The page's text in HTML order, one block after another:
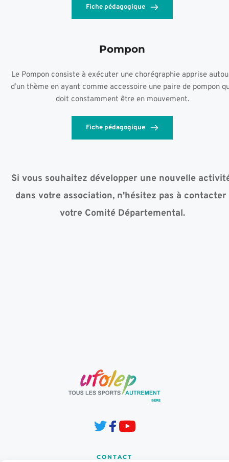
Fiche pédagogique
Pompon
Le Pompon consiste à exécuter une chorégraphie apprise
d’un thème en ayant comme accessoire une paire de pompon
doit constamment être en mouvement.
Fiche pédagogique
Si vous souhaitez développer une nouvelle
dans votre association, n'hésitez pas à contacter
votre Comité Départemental.
CONTACT